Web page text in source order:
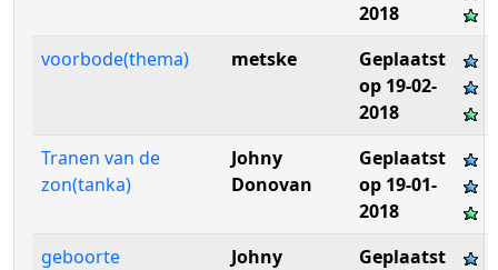
2018
voorbode(thema)
metske
Geplaatst
op 19-02-
2018
Tranen van de
zon(tanka)
Johny
Donovan
Geplaatst
op 19-01-
2018
geboorte
Johny
Geplaatst